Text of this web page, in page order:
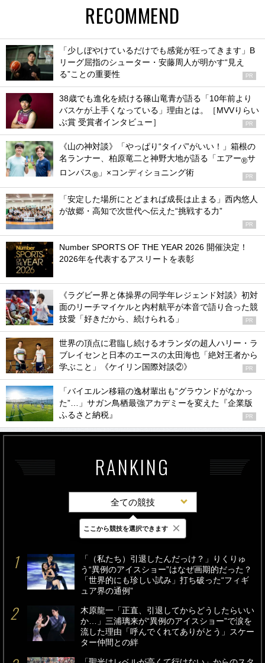
RECOMMEND
「少しぼやけているだけでも感覚が狂ってきます」B
リーグ屈指のシューター・安藤周人が明かす“見え
る”ことの重要性
PR
38歳でも進化を続ける篠山竜青が語る「10年前より
バスケが上手くなっている」理由とは。［MVVりらい
ぶ賞 受賞者インタビュー］
PR
《山の神対談》「やっぱり“タイパ”がいい！」箱根の
名ランナー、柏原竜二と神野大地が語る「エアー®サ
ロンパス® 」×コンディショニング術 PR
「安定した場所にとどまれば成長は止まる」西内悠人
が故郷・高知で次世代へ伝えた“挑戦する力”
PR
Number SPORTS OF THE YEAR 2026 開催決定！
2026年を代表するアスリートを表彰
《ラグビー界と体操界の同学年レジェンド対談》初対
面のリーチマイケルと内村航平が本音で語り合った競
技愛「好きだから、続けられる」
PR
世界の頂点に君臨し続けるオランダの超人ハリー・ラ
ブレイセンと日本のエースの太田海也「絶対王者から
学ぶこと」《ケイリン国際対談②》
PR
「バイエルン移籍の逸材輩出も“グラウンドがなかっ
た”…」サガン鳥栖最強アカデミーを変えた『企業版
ふるさと納税』
PR
RANKING
全ての競技
最新 24時間 週間
「（私たち）引退したんだっけ？」りくりゅ
う“異例のアイスショー”はなぜ画期的だった？
「世界的にも珍しい試み」打ち破った“フィギ
ュア界の通例”
木原龍一「正直、引退してからどうしたらいい
か…」三浦璃来が“異例のアイスショー”で涙を
流した理由「呼んでくれてありがとう」スケー
ター仲間との絆
ここから競技を選択できます ×